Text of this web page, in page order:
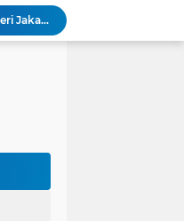
Resmi Terdaftar sebagai Mediator Non-Hakim di Pengadilan Negeri Jakarta Selatan, Yandri, S.H. Siap Mengedepankan Keadilan Melalui Jalur Perdamaian
Yandri SH Kawal APDESI di Gugatan PSN PIK 2, Tegaskan Komitmen pada Supremasi Hukum
ketua LBH DEWAN ADAT BAMUS BETAWI Sapto Wibowo S, S.H. Jalih Pitoeng Salah Alamat Mengenai Statement di Media